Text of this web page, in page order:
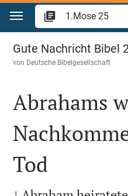
Zum Inhalt springen
1.Mose 25
Gute Nachricht Bibel
von Deutsche Bibelgesellschaft
Abrahams
Tod